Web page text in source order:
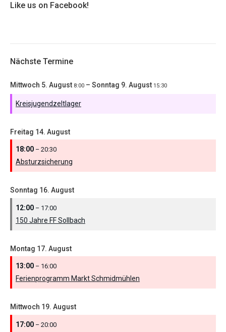
Like us on Facebook!
Nächste Termine
Mittwoch 5. August 8:00 – Sonntag 9. August 15:30
Kreisjugendzeltlager
Freitag 14. August
18:00 – 20:30
Absturzsicherung
Sonntag 16. August
12:00 – 17:00
150 Jahre FF Sollbach
Montag 17. August
13:00 – 16:00
Ferienprogramm Markt Schmidmühlen
Mittwoch 19. August
17:00 – 20:00